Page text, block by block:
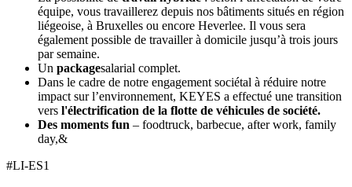
équipe, vous travaillerez depuis nos bâtiments situés en région
liégeoise, à Bruxelles ou encore Heverlee. Il vous sera
également possible de travailler à domicile jusqu’à trois jours
par semaine.
Un packagesalarial complet.
Dans le cadre de notre engagement sociétal à réduire notre
impact sur l’environnement, KEYES a effectué une transition
vers l'électrification de la flotte de véhicules de société.
Des moments fun – foodtruck, barbecue, after work, family
day,&
#LI-ES1